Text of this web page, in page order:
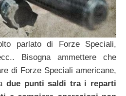
parlato di Forze Speciali,
Bisogna ammettere che
di Forze Speciali americane,
due punti saldi tra i reparti